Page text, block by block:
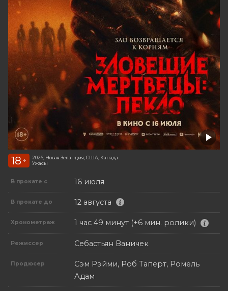
18 +
2026, Новая Зеландия, США, Канада
Ужасы
В прокате с 16 июля
В прокате до 12 августа
Хронометраж 1 час 49 минут (+6 мин. ролики)
Режиссер Себастьян Ваничек
Продюсер
Сэм Рэйми, Роб Таперт, Ромель
Адам